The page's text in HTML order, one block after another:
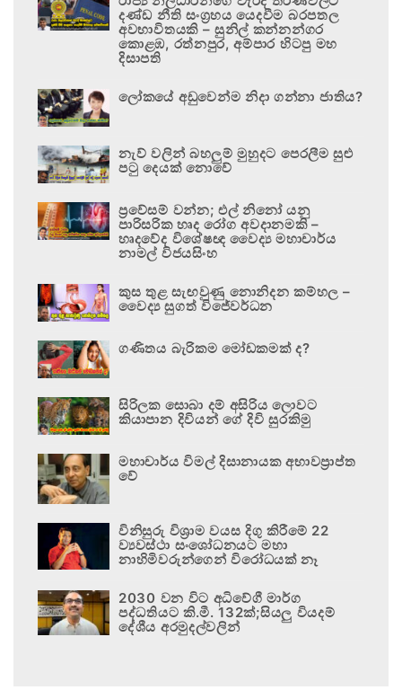
දණ්ඩ නීති සංග්‍රහය යෙදවීම බරපතල
අවභාවිතයකි – සුනිල් කන්නන්ගර
කොළඹ, රත්නපුර, අම්පාර හිටපු මහ
දිසාපති
ලෝකයේ අඩුවෙන්ම නිදා ගන්නා ජාතිය?
නැව් වලින් බහලුම් මුහුදට පෙරලීම සුළු
පටු දෙයක් නොවේ
ප්‍රවේසම් වන්න; එල් නිනෝ යනු
පාරිසරික හෘද රෝග අවදානමකි –
හෘදවේද විශේෂඥ වෛද්‍ය මහාචාර්ය
නාමල් විජයසිංහ
කුස තුළ සැඟවුණු නොනිදන කම්හල –
වෛද්‍ය සුගත් විජේවර්ධන
ගණිතය බැරිකම මෝඩකමක් ද?
සිරිලක සොබා දම් අසිරිය ලොවට
කියාපාන දිවියන් ගේ දිවි සුරකිමු
මහාචාර්ය විමල් දිසානායක අභාවප්‍රාප්ත
වේ
විනිසුරු විශ්‍රාම වයස දිගු කිරීමේ 22
ව්‍යවස්ථා සංශෝධනයට මහා
නාහිමිවරුන්ගෙන් විරෝධයක් නෑ
2030 වන විට අධිවේගී මාර්ග
පද්ධතියට කි.මී. 132ක්;සියලු වියදම්
දේශීය අරමුදල්වලින්